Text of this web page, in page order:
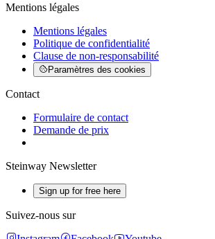
Mentions légales
Mentions légales
Politique de confidentialité
Clause de non-responsabilité
Paramètres des cookies
Contact
Formulaire de contact
Demande de prix
Steinway Newsletter
Sign up for free here
Suivez-nous sur